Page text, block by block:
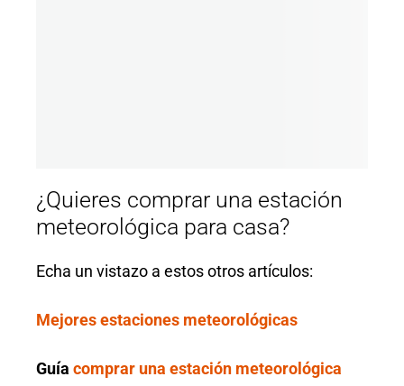
¿Quieres comprar una estación
meteorológica para casa?
Echa un vistazo a estos otros artículos:
Mejores estaciones meteorológicas
Guía comprar una estación meteorológica